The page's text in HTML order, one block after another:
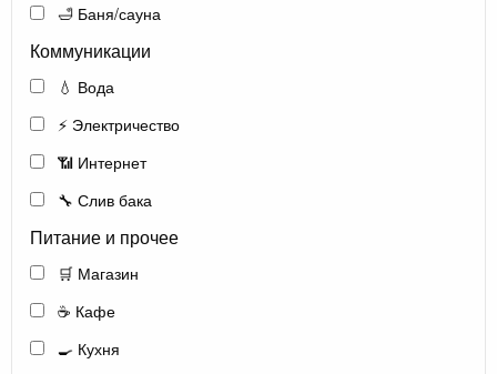
🛁 Баня/сауна
Коммуникации
💧 Вода
⚡ Электричество
📶 Интернет
🔧 Слив бака
Питание и прочее
🛒 Магазин
☕ Кафе
🍳 Кухня